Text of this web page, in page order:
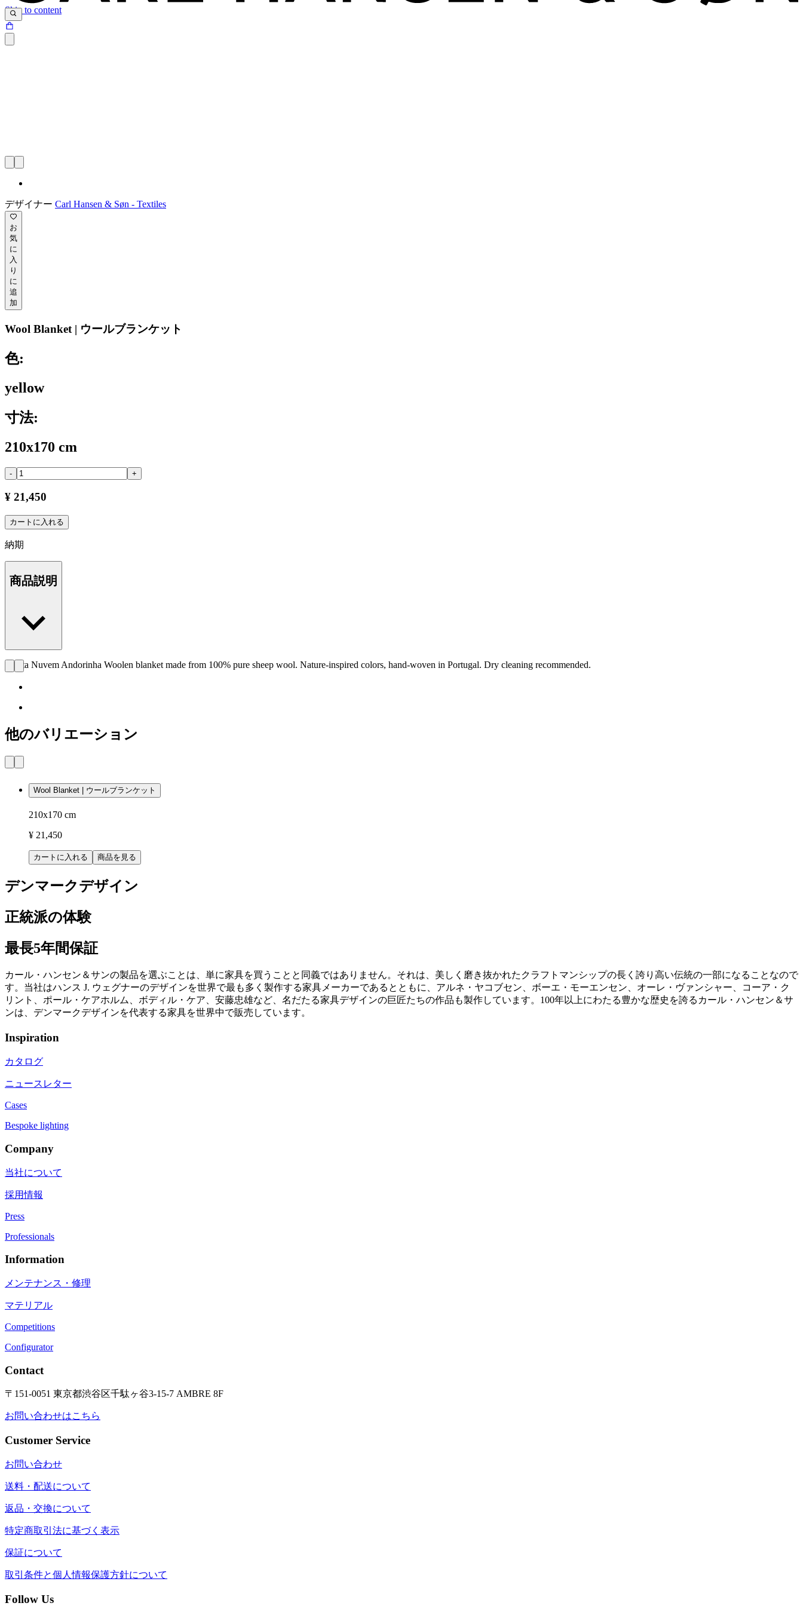
Skip to content
デザイナー Carl Hansen & Søn - Textiles
お
気
に
入
り
に
追
加
Wool Blanket | ウールブランケット
色:
yellow
寸法:
210x170 cm
- +
¥ 21,450
カートに入れる
納期
商品説明
Manta Nuvem Andorinha Woolen blanket made from 100% pure sheep wool. Nature-inspired colors, hand-woven in Portugal. Dry cleaning recommended.
他のバリエーション
Wool Blanket | ウールブランケット
210x170 cm
¥ 21,450
カートに入れる 商品を見る
デンマークデザイン
正統派の体験
最長5年間保証
カール・ハンセン＆サンの製品を選ぶことは、単に家具を買うことと同義ではありません。それは、美しく磨き抜かれたクラフトマンシップの長く誇り高い伝統の一部になることなので
す。当社はハンス J. ウェグナーのデザインを世界で最も多く製作する家具メーカーであるとともに、アルネ・ヤコブセン、ボーエ・モーエンセン、オーレ・ヴァンシャー、コーア・ク
リント、ポール・ケアホルム、ボディル・ケア、安藤忠雄など、名だたる家具デザインの巨匠たちの作品も製作しています。100年以上にわたる豊かな歴史を誇るカール・ハンセン＆サ
ンは、デンマークデザインを代表する家具を世界中で販売しています。
Inspiration
カタログ
ニュースレター
Cases
Bespoke lighting
Company
当社について
採用情報
Press
Professionals
Information
メンテナンス・修理
マテリアル
Competitions
Configurator
Contact
〒151-0051 東京都渋谷区千駄ヶ谷3-15-7 AMBRE 8F
お問い合わせはこちら
Customer Service
お問い合わせ
送料・配送について
返品・交換について
特定商取引法に基づく表示
保証について
取引条件と個人情報保護方針について
Follow Us